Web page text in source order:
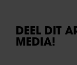
DEEL DIT
MEDIA!